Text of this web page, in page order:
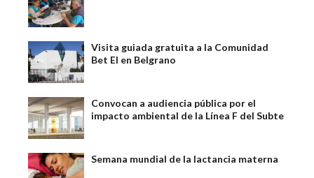
Visita guiada gratuita a la Comunidad
Bet El en Belgrano
Convocan a audiencia pública por el
impacto ambiental de la Línea F del Subte
Semana mundial de la lactancia materna